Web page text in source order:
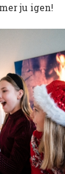
ju igen!